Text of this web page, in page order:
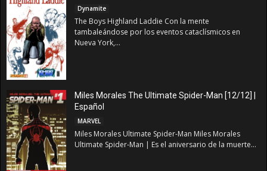
Dynamite
The Boys Highland Laddie Con la mente
tambaleándose por los eventos cataclísmicos en
Nueva York,...
Miles Morales The Ultimate Spider-Man [12/12] |
Español
MARVEL
Miles Morales Ultimate Spider-Man Miles Morales
Ultimate Spider-Man | Es el aniversario de la muerte...